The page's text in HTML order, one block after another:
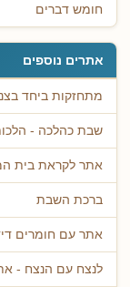
חומש דברים
אתרים נוספים
מתחזקות ביחד
שבת כהלכה -
אתר לקראת בית
ברכת השבת
אתר עם חומרים
לנצח עם הנצח -